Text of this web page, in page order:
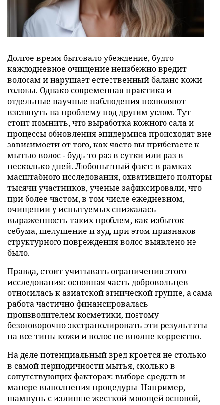
Долгое время бытовало убеждение, будто
каждодневное очищение неизбежно вредит
волосам и нарушает естественный баланс кожи
головы. Однако современная практика и
отдельные научные наблюдения позволяют
взглянуть на проблему под другим углом. Тут
стоит помнить, что выработка кожного сала и
процессы обновления эпидермиса происходят вне
зависимости от того, как часто вы прибегаете к
мытью волос - будь то раз в сутки или раз в
несколько дней. Любопытный факт: в рамках
масштабного исследования, охватившего полторы
тысячи участников, ученые зафиксировали, что
при более частом, в том числе ежедневном,
очищении у испытуемых снижалась
выраженность таких проблем, как избыток
себума, шелушение и зуд, при этом признаков
структурного повреждения волос выявлено не
было.
Правда, стоит учитывать ограничения этого
исследования: основная часть добровольцев
относилась к азиатской этнической группе, а сама
работа частично финансировалась
производителем косметики, поэтому
безоговорочно экстраполировать эти результаты
на все типы кожи и волос не вполне корректно.
На деле потенциальный вред кроется не столько
в самой периодичности мытья, сколько в
сопутствующих факторах: выборе средств и
манере выполнения процедуры. Например,
шампунь с излишне жесткой моющей основой,